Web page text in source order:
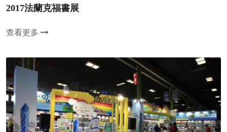
2017法蘭克福書展
查看更多